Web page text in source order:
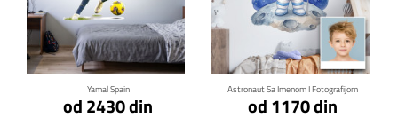
Yamal Spain
od 2430 din
Klikni za detalje
Astronaut Sa Imenom I Fotografijom
od 1170 din
Klikni za detalje